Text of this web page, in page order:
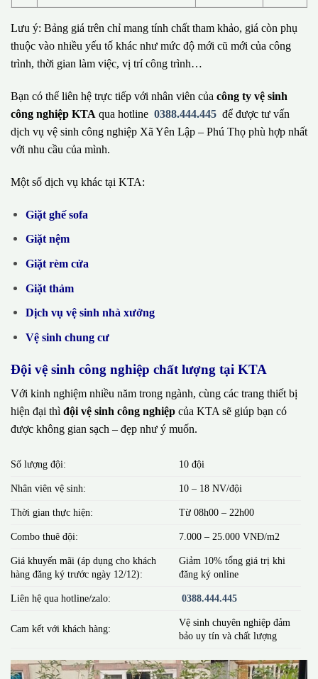
Lưu ý: Bảng giá trên chỉ mang tính chất tham khảo, giá còn phụ
thuộc vào nhiều yếu tố khác như mức độ mới cũ mới của công
trình, thời gian làm việc, vị trí công trình…
Bạn có thể liên hệ trực tiếp với nhân viên của công ty vệ sinh
công nghiệp KTA qua hotline 0388.444.445 để được tư vấn
dịch vụ vệ sinh công nghiệp Xã Yên Lập – Phú Thọ phù hợp nhất
với nhu cầu của mình.
Một số dịch vụ khác tại KTA:
Giặt ghế sofa
Giặt nệm
Giặt rèm cửa
Giặt thảm
Dịch vụ vệ sinh nhà xưởng
Vệ sinh chung cư
Đội vệ sinh công nghiệp chất lượng tại KTA
Với kinh nghiệm nhiều năm trong ngành, cùng các trang thiết bị
hiện đại thì đội vệ sinh công nghiệp của KTA sẽ giúp bạn có
được không gian sạch – đẹp như ý muốn.
Số lượng đội: 10 đội
Nhân viên vệ sinh: 10 – 18 NV/đội
Thời gian thực hiện: Từ 08h00 – 22h00
Combo thuê đội: 7.000 – 25.000 VNĐ/m2
Giá khuyến mãi (áp dụng cho khách
hàng đăng ký trước ngày 12/12):
Giảm 10% tổng giá trị khi
đăng ký online
Liên hệ qua hotline/zalo: 0388.444.445
Cam kết với khách hàng:
Vệ sinh chuyên nghiệp đảm
bảo uy tín và chất lượng